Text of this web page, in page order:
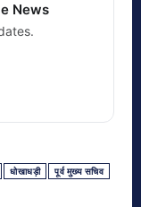
News
धोखाधड़ी पूर्व मुख्य सचिव